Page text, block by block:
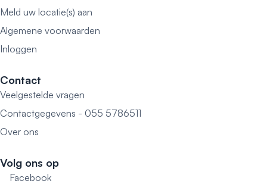
Meld uw locatie(s) aan
Algemene voorwaarden
Inloggen
Contact
Veelgestelde vragen
Contactgegevens - 055 5786511
Over ons
Volg ons op
Facebook